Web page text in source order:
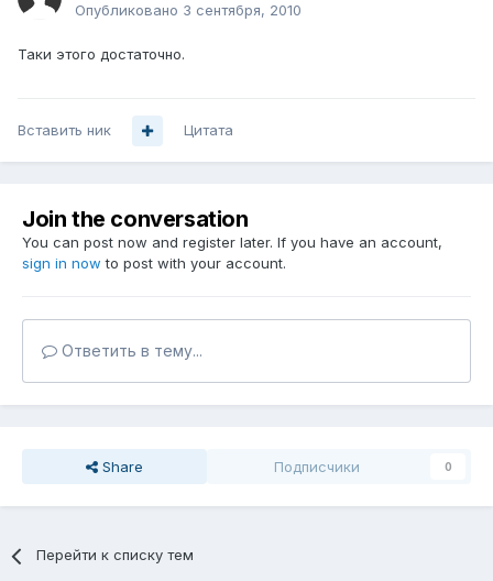
Опубликовано 3 сентября, 2010
Таки этого достаточно.
Вставить ник Цитата
Join the conversation
You can post now and register later. If you have an account,
sign in now to post with your account.
Ответить в тему...
Share Подписчики 0
Перейти к списку тем